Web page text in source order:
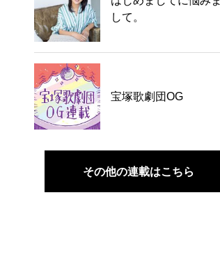
して。
宝塚歌劇団OG
その他の連載はこちら